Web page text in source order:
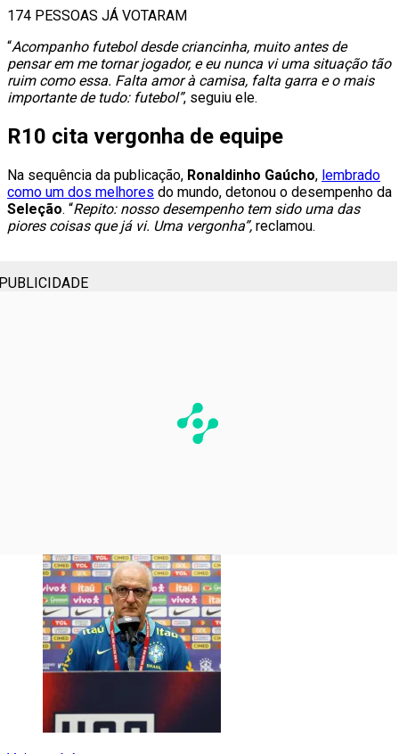
174 PESSOAS JÁ VOTARAM
“Acompanho futebol desde criancinha, muito antes de
pensar em me tornar jogador, e eu nunca vi uma situação tão
ruim como essa. Falta amor à camisa, falta garra e o mais
importante de tudo: futebol”, seguiu ele.
R10 cita vergonha de equipe
Na sequência da publicação, Ronaldinho Gaúcho, lembrado
como um dos melhores do mundo, detonou o desempenho da
Seleção. “Repito: nosso desempenho tem sido uma das
piores coisas que já vi. Uma vergonha”, reclamou.